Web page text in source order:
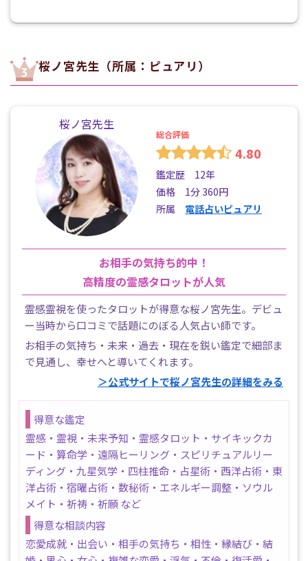
桜ノ宮先生（所属：ピュアリ）
桜ノ宮先生
総合評価
4.80
鑑定歴 12年
価格 1分 360円
所属 電話占いピュアリ
お相手の気持ち的中！
高精度の霊感タロットが人気
霊感霊視を使ったタロットが得意な桜ノ宮先生。デビュ
ー当時から口コミで話題にのぼる人気占い師です。
お相手の気持ち・未来・過去・現在を鋭い鑑定で細部ま
で見通し、幸せへと導いてくれます。
＞公式サイトで桜ノ宮先生の詳細をみる
得意な鑑定
霊感・霊視・未来予知・霊感タロット・サイキックカ
ード・算命学・遠隔ヒーリング・スピリチュアルリー
ディング・九星気学・四柱推命・占星術・西洋占術・東
洋占術・宿曜占術・数秘術・エネルギー調整・ソウル
メイト・祈祷・祈願 など
得意な相談内容
恋愛成就・出会い・相手の気持ち・相性・縁結び・結